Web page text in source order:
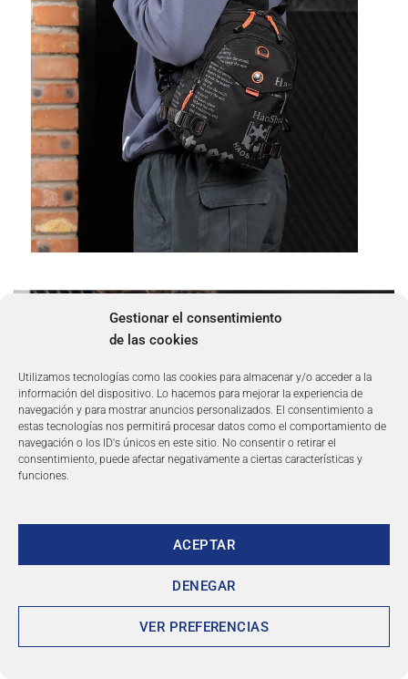
Gestionar el consentimiento
de las cookies
Utilizamos tecnologías como las cookies para almacenar y/o acceder a la
información del dispositivo. Lo hacemos para mejorar la experiencia de
navegación y para mostrar anuncios personalizados. El consentimiento a
estas tecnologías nos permitirá procesar datos como el comportamiento de
navegación o los ID's únicos en este sitio. No consentir o retirar el
consentimiento, puede afectar negativamente a ciertas características y
funciones.
ACEPTAR
DENEGAR
VER PREFERENCIAS